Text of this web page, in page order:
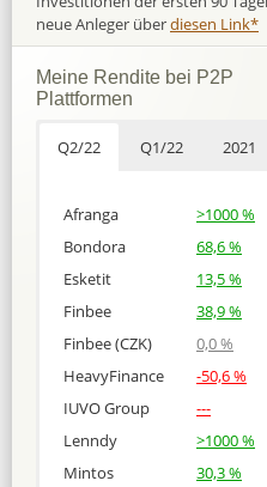
neue Anleger überdiesen Link*
Meine Rendite bei P2P
Plattformen
Q2/22 Q1/22 2021
Afranga
>1000 %
Bondora
68,6 %
Esketit
13,5 %
Finbee
38,9 %
Finbee (CZK)
0,0 %
HeavyFinance
-50,6 %
IUVO Group
---
Lenndy
>1000 %
Mintos
30,3 %